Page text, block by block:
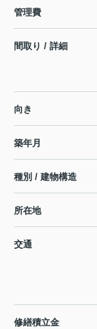
管理費
間取り / 詳細
向き
築年月
種別 / 建物構造
所在地
交通
修繕積立金